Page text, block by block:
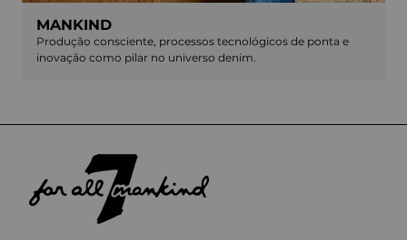
MANKIND
Produção consciente, processos tecnológicos de ponta e
inovação como pilar no universo denim.